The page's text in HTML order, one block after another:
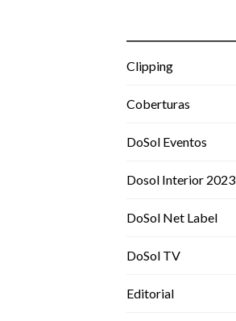
Clipping
Coberturas
DoSol Eventos
Dosol Interior 2023
DoSol Net Label
DoSol TV
Editorial